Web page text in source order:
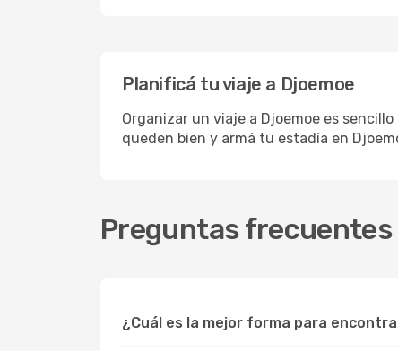
Planificá tu viaje a Djoemoe
Organizar un viaje a Djoemoe es
queden bien y armá tu estadía en
Preguntas frecuentes
¿Cuál es la mejor forma para